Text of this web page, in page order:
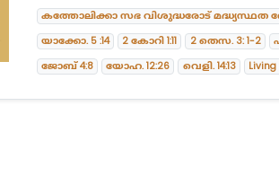
കത്തോലിക്കാ സഭ വിശുദ്ധരോട് മദ്ധ്യസ്ഥത
യാക്കോ. 5 :14
2 കോറി 1:11 2 തെസ. 3: 1-2
ജോബ് 4:8
യോഹ. 12:26 വെളി. 14:13